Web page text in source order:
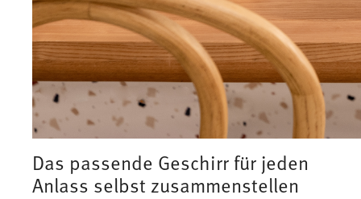
Das passende Geschirr für jeden
Anlass selbst zusammenstellen